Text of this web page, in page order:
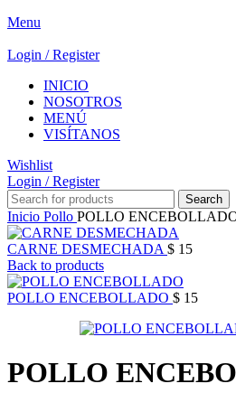
Menu
Login / Register
INICIO
NOSOTROS
MENÚ
VISÍTANOS
Wishlist
Login / Register
Search
Inicio Pollo POLLO
CARNE DESMECHADA $ 15
Back to products
POLLO ENCEBOLLADO $ 15
POLLO